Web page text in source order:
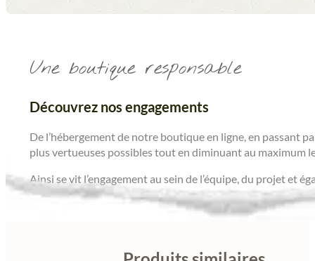
Une boutique responsable
Découvrez nos engagements
De l’hébergement de notre boutique en ligne, en passant
plus vertueuses possibles tout en diminuant au maximum
Ainsi se vit l’engagement au sein de l’équipe, du projet et